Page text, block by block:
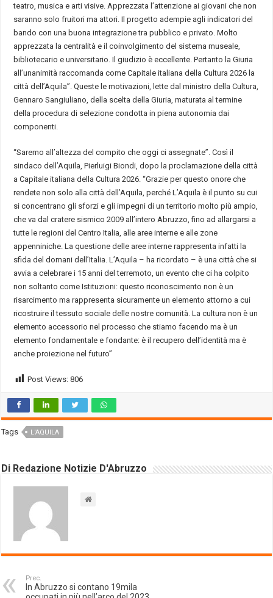
teatro, musica e arti visive. Apprezzata l’attenzione ai giovani che non
saranno solo fruitori ma attori. Il progetto adempie agli indicatori del
bando con una buona integrazione tra pubblico e privato. Molto
apprezzata la centralità e il coinvolgimento del sistema museale,
bibliotecario e universitario. Il giudizio è eccellente. Pertanto la Giuria
all’unanimità raccomanda come Capitale italiana della Cultura 2026 la
città dell’Aquila”. Queste le motivazioni, lette dal ministro della Cultura,
Gennaro Sangiuliano, della scelta della Giuria, maturata al termine
della procedura di selezione condotta in piena autonomia dai
componenti.
“Saremo all’altezza del compito che oggi ci assegnate”. Così il
sindaco dell’Aquila, Pierluigi Biondi, dopo la proclamazione della città
a Capitale italiana della Cultura 2026. “Grazie per questo onore che
rendete non solo alla città dell’Aquila, perché L’Aquila è il punto su cui
si concentrano gli sforzi e gli impegni di un territorio molto più ampio,
che va dal cratere sismico 2009 all’intero Abruzzo, fino ad allargarsi a
tutte le regioni del Centro Italia, alle aree interne e alle zone
appenniniche. La questione delle aree interne rappresenta infatti la
sfida del domani dell’Italia. L’Aquila – ha ricordato – è una città che si
avvia a celebrare i 15 anni del terremoto, un evento che ci ha colpito
non soltanto come Istituzioni: questo riconoscimento non è un
risarcimento ma rappresenta sicuramente un elemento attorno a cui
ricostruire il tessuto sociale delle nostre comunità. La cultura non è un
elemento accessorio nel processo che stiamo facendo ma è un
elemento fondamentale e fondante: è il recupero dell’identità ma è
anche proiezione nel futuro”
Post Views: 806
Tags L'AQUILA
Di Redazione Notizie D'Abruzzo
Prec.
In Abruzzo si contano 19mila